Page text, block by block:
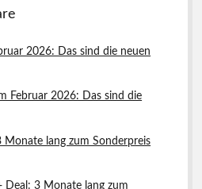
2026: Das sind die neuen
Februar 2026: Das sind die
Monate lang zum Sonderpreis
Deal: 3 Monate lang zum